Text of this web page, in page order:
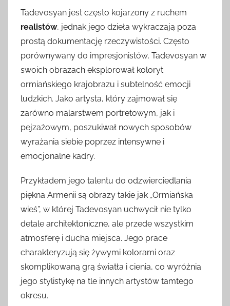
Tadevosyan jest często kojarzony z ruchem
realistów, jednak jego dzieła wykraczają poza
prostą dokumentację rzeczywistości. Często
porównywany do impresjonistów, Tadevosyan w
swoich obrazach eksplorował koloryt
ormiańskiego krajobrazu i subtelność emocji
ludzkich. Jako artysta, który zajmował się
zarówno malarstwem portretowym, jak i
pejzażowym, poszukiwał nowych sposobów
wyrażania siebie poprzez intensywne i
emocjonalne kadry.
Przykładem jego talentu do odzwierciedlania
piękna Armenii są obrazy takie jak „Ormiańska
wieś”, w której Tadevosyan uchwycił nie tylko
detale architektoniczne, ale przede wszystkim
atmosferę i ducha miejsca. Jego prace
charakteryzują się żywymi kolorami oraz
skomplikowaną grą światła i cienia, co wyróżnia
jego stylistykę na tle innych artystów tamtego
okresu.